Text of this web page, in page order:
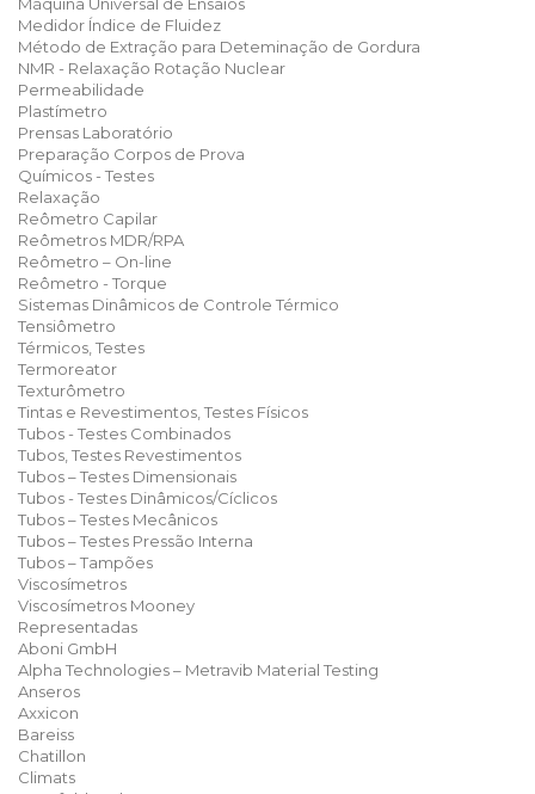
Medidor Índice de Fluidez
Método de Extração para Deteminação de Gordura
NMR - Relaxação Rotação Nuclear
Permeabilidade
Plastímetro
Prensas Laboratório
Preparação Corpos de Prova
Químicos - Testes
Relaxação
Reômetro Capilar
Reômetros MDR/RPA
Reômetro – On-line
Reômetro - Torque
Sistemas Dinâmicos de Controle Térmico
Tensiômetro
Térmicos, Testes
Termoreator
Texturômetro
Tintas e Revestimentos, Testes Físicos
Tubos - Testes Combinados
Tubos, Testes Revestimentos
Tubos – Testes Dimensionais
Tubos - Testes Dinâmicos/Cíclicos
Tubos – Testes Mecânicos
Tubos – Testes Pressão Interna
Tubos – Tampões
Viscosímetros
Viscosímetros Mooney
Representadas
Aboni GmbH
Alpha Technologies – Metravib Material Testing
Anseros
Axxicon
Bareiss
Chatillon
Climats